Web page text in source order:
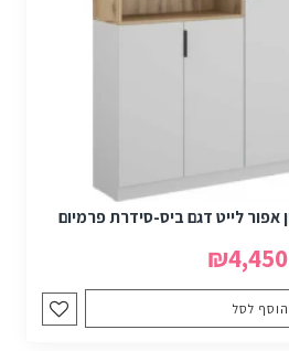
₪4,450
הוסף לסל